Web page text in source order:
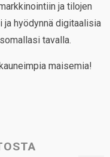
ja tilojen
hyödynnä digitaalisia
tavalla.
maisemia!